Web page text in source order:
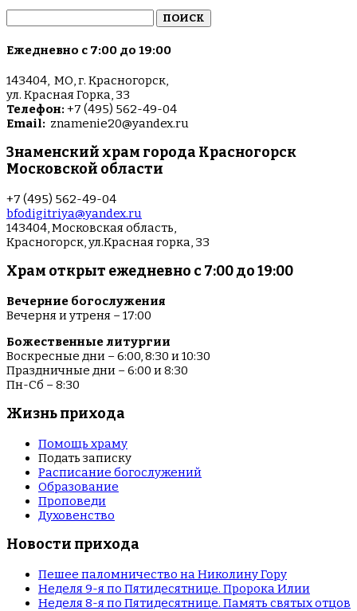
Ежедневно с 7:00 до 19:00
143404, МО, г. Красногорск,
ул. Красная Горка, 33
Телефон: +7 (495) 562-49-04
Email: znamenie20@yandex.ru
Знаменский храм города Красногорск
Московской области
+7 (495) 562-49-04
bfodigitriya@yandex.ru
143404, Московская область,
Красногорск, ул.Красная горка, 33
Храм открыт ежедневно с 7:00 до 19:00
Вечерние богослужения
Вечерня и утреня – 17:00
Божественные литургии
Воскресные дни – 6:00, 8:30 и 10:30
Праздничные дни – 6:00 и 8:30
Пн-Сб – 8:30
Жизнь прихода
Помощь храму
Подать записку
Расписание богослужений
Образование
Проповеди
Духовенство
Новости прихода
Пешее паломничество на Николину Гору
Неделя 9-я по Пятидесятнице. Пророка Илии
Неделя 8-я по Пятидесятнице. Память святых отцов